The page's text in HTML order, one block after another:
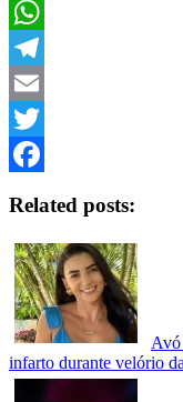
Copy
Link
WhatsApp
Telegram
Email
Twitter
Related posts:
Avó
infarto durante velório